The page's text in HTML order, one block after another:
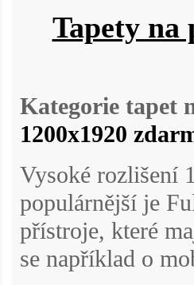
Tapety na
Kategorie tapet
1200x1920
Vysoké rozlišení
populárnější je
přístroje, které
se například o